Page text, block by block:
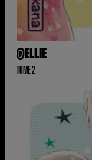
@ELLIE
TOME 2